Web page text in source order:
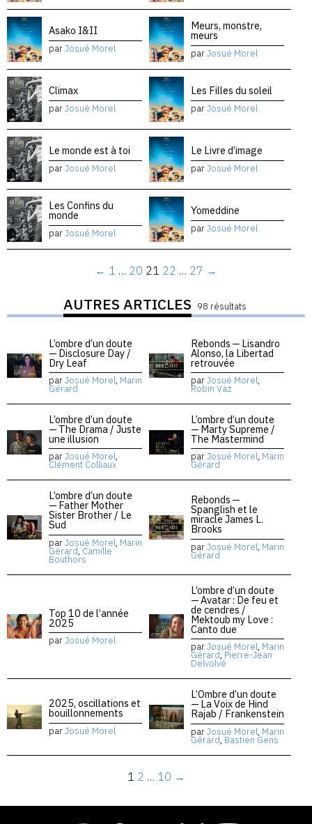
Asako I&II
parJosué Morel
Meurs, monstre,
meurs
parJosué Morel
Climax
parJosué Morel
Les Filles du soleil
parJosué Morel
Le monde est à toi
parJosué Morel
Le Livre d’image
parJosué Morel
Les Confins du
monde
parJosué Morel
Yomeddine
parJosué Morel
← 1 … 20 21 22 … 27 →
AUTRES ARTICLES 98 résultats
L’ombre d’un doute
— Disclosure Day /
Dry Leaf
parJosué Morel, Marin
Gérard
Rebonds — Lisandro
Alonso, la Libertad
retrouvée
parJosué Morel,
Robin Vaz
L’ombre d’un doute
— The Drama / Juste
une illusion
parJosué Morel,
Clément Colliaux
L’ombre d’un doute
— Marty Supreme /
The Mastermind
parJosué Morel, Marin
Gérard
L’ombre d’un doute
— Father Mother
Sister Brother / Le
Sud
parJosué Morel, Marin
Gérard, Camille
Bouthors
Rebonds —
Spanglish et le
miracle James L.
Brooks
parJosué Morel, Marin
Gérard
Top 10 de l’année
2025
parJosué Morel
L’ombre d’un doute
— Avatar : De feu et
de cendres /
Mektoub my Love :
Canto due
parJosué Morel, Marin
Gérard, Pierre-Jean
Delvolvé
2025, oscillations et
bouillonnements
parJosué Morel
L’Ombre d’un doute
— La Voix de Hind
Rajab / Frankenstein
parJosué Morel, Marin
Gérard, Bastien Gens
1 2 … 10 →